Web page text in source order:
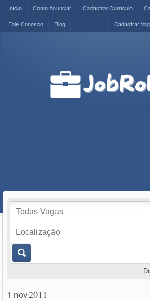
Início Como Anunciar Cadastrar Currículo
Fale Conosco
Blog Cadastrar
1 nov2011